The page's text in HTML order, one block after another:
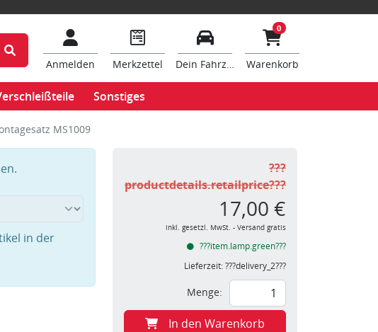
Anmelden Merkzettel Dein Fahrzeug
0
Warenkorb
Sonstiges
MS1009
in der
???
productdetails.retailprice???
17,00 €
inkl. gesetzl. MwSt. - Versand gratis
???item.lamp.green???
Lieferzeit:???delivery_2???
Menge:
In den Warenkorb